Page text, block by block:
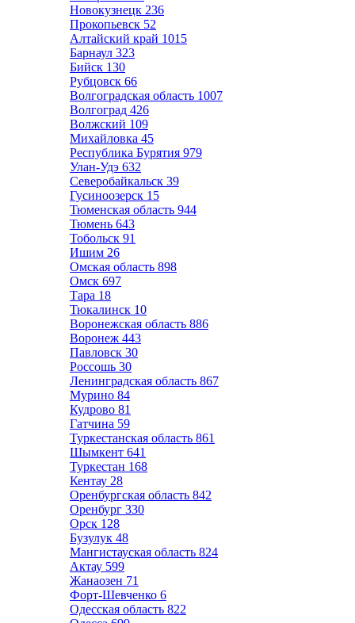
Новокузнецк 236
Прокопьевск 52
Алтайский край 1015
Барнаул 323
Бийск 130
Рубцовск 66
Волгоградская область 1007
Волгоград 426
Волжский 109
Михайловка 45
Республика Бурятия 979
Улан-Удэ 632
Северобайкальск 39
Гусиноозерск 15
Тюменская область 944
Тюмень 643
Тобольск 91
Ишим 26
Омская область 898
Омск 697
Тара 18
Тюкалинск 10
Воронежская область 886
Воронеж 443
Павловск 30
Россошь 30
Ленинградская область 867
Мурино 84
Кудрово 81
Гатчина 59
Туркестанская область 861
Шымкент 641
Туркестан 168
Кентау 28
Оренбургская область 842
Оренбург 330
Орск 128
Бузулук 48
Мангистауская область 824
Актау 599
Жанаозен 71
Форт-Шевченко 6
Одесская область 822